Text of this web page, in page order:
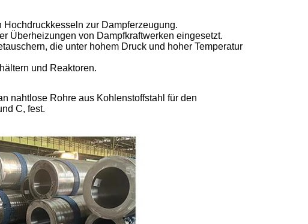
Hochdruckkesseln zur Dampferzeugung.
Überheizungen von Dampfkraftwerken eingesetzt.
die unter hohem Druck und hoher Temperatur
und Reaktoren.
nahtlose Rohre aus Kohlenstoffstahl für den
C, fest.